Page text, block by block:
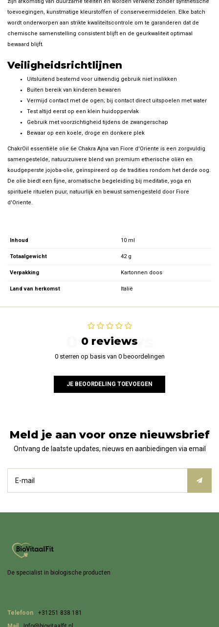
toevoegingen, kunstmatige kleurstoffen of conserveermiddelen. Elke batch
wordt onderworpen aan strikte kwaliteitscontrole om te garanderen dat de
chemische samenstelling consistent blijft en de geurkwaliteit optimaal
bewaard blijft.
Veiligheidsrichtlijnen
Uitsluitend bestemd voor uitwendig gebruik niet inslikken
Buiten bereik van kinderen bewaren
Vermijd contact met de ogen; bij contact direct uitspoelen met water
Test altijd eerst op een klein huidoppervlak
Gebruik met voorzichtigheid tijdens de zwangerschap
Bewaar op een koele, droge en donkere plek
ChakrOil essentiële olie 6e Chakra Ajna van Fiore d'Oriente is een zorgvuldig
samengestelde, natuurzuivere blend van premium etherische oliën en
koudgeperste jojoba-olie, geïnspireerd op de tradities rondom het derde oog.
De olie biedt een fijne, aromatische begeleiding bij meditatie, yoga en
spirituele rituelen puur, natuurlijk en bewust samengesteld door Fiore
d'Oriente.
Inhoud 10 ml
Totaalgewicht 42 g
Verpakking Kartonnen doos
Land van herkomst Italië
0 reviews
0 reviews
0 sterren op basis van 0 beoordelingen
JE BEOORDELING TOEVOEGEN
Meld je aan voor onze nieuwsbrief
Ontvang de laatste updates, nieuws en aanbiedingen via email
De specialist in biologische producten
Telefoon
+31251 838 181